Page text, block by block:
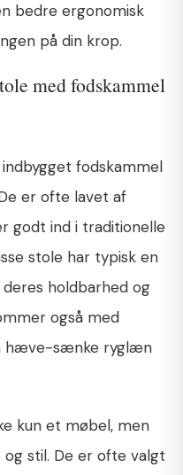
bedre ergonomisk
på din krop.
med fodskammel
fodskammel
er ofte lavet af
godt ind i traditionelle
stole har typisk en
holdbarhed og
også med
hæve-sænke ryglæn
kun et møbel, men
stil. De er ofte valgt